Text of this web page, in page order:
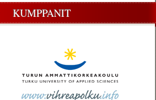
KUMPPANIT